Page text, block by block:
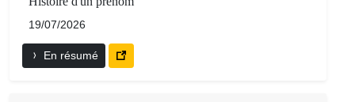
19/07/2026
En résumé